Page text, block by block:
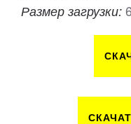
Размер загрузки: